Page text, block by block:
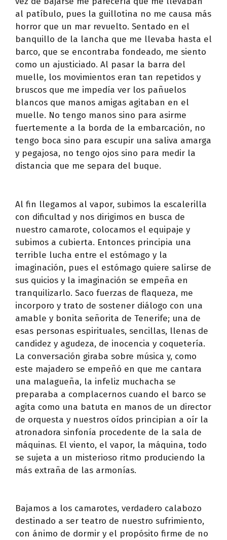
al patíbulo, pues la guillotina no me causa más
horror que un mar revuelto. Sentado en el
banquillo de la lancha que me llevaba hasta el
barco, que se encontraba fondeado, me siento
como un ajusticiado. Al pasar la barra del
muelle, los movimientos eran tan repetidos y
bruscos que me impedía ver los pañuelos
blancos que manos amigas agitaban en el
muelle. No tengo manos sino para asirme
fuertemente a la borda de la embarcación, no
tengo boca sino para escupir una saliva amarga
y pegajosa, no tengo ojos sino para medir la
distancia que me separa del buque.
Al fin llegamos al vapor, subimos la escalerilla
con dificultad y nos dirigimos en busca de
nuestro camarote, colocamos el equipaje y
subimos a cubierta. Entonces principia una
terrible lucha entre el estómago y la
imaginación, pues el estómago quiere salirse de
sus quicios y la imaginación se empeña en
tranquilizarlo. Saco fuerzas de flaqueza, me
incorporo y trato de sostener diálogo con una
amable y bonita señorita de Tenerife; una de
esas personas espirituales, sencillas, llenas de
candidez y agudeza, de inocencia y coquetería.
La conversación giraba sobre música y, como
este majadero se empeñó en que me cantara
una malagueña, la infeliz muchacha se
preparaba a complacernos cuando el barco se
agita como una batuta en manos de un director
de orquesta y nuestros oídos principian a oír la
atronadora sinfonía procedente de la sala de
máquinas. El viento, el vapor, la máquina, todo
se sujeta a un misterioso ritmo produciendo la
más extraña de las armonías.
Bajamos a los camarotes, verdadero calabozo
destinado a ser teatro de nuestro sufrimiento,
con ánimo de dormir y el propósito firme de no